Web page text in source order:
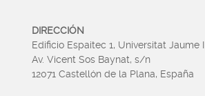
DIRECCIÓN
Edificio Espaitec 1, Universitat Jaume I
Av. Vicent Sos Baynat, s/n
12071 Castellón de la Plana, España